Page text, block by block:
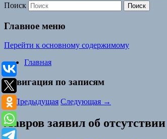
Поиск
Главное меню
Перейти к основному содержимому
Главная
Навигация по записям
←Предыдущая Следующая →
Лавров заявил об